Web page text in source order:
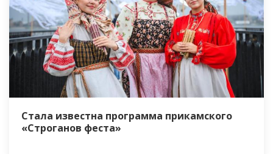
Стала известна программа прикамского
«Строганов феста»